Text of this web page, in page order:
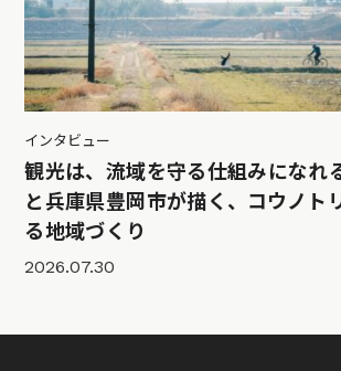
インタビュー
観光は、流域を守る仕組みになれ
と兵庫県豊岡市が描く、コウノト
る地域づくり
2026.07.30